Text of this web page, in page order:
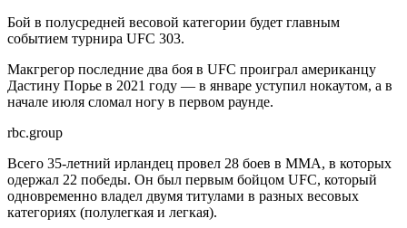
Бой в полусредней весовой категории будет главным
событием турнира UFC 303.
Макгрегор последние два боя в UFC проиграл американцу
Дастину Порье в 2021 году — в январе уступил нокаутом, а в
начале июля сломал ногу в первом раунде.
rbc.group
Всего 35-летний ирландец провел 28 боев в ММА, в которых
одержал 22 победы. Он был первым бойцом UFC, который
одновременно владел двумя титулами в разных весовых
категориях (полулегкая и легкая).